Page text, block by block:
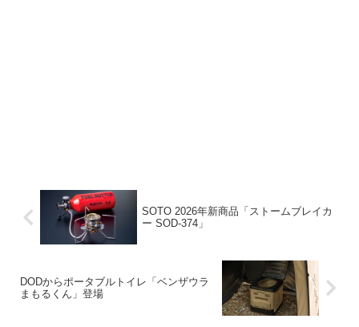
SOTO 2026年新商品「ストームブレイカ
ー SOD-374」
DODからポータブルトイレ「ベンザウラ
まもるくん」登場